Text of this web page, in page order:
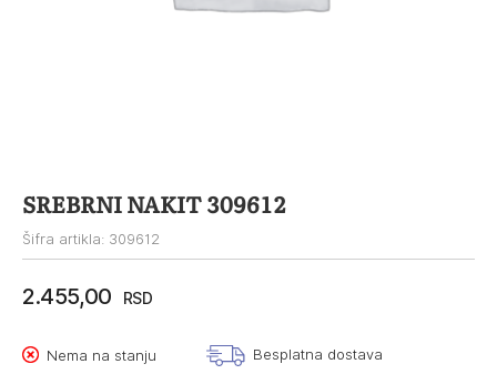
SREBRNI NAKIT 309612
Šifra artikla: 309612
2.455,00 RSD
Nema na stanju Besplatna dostava